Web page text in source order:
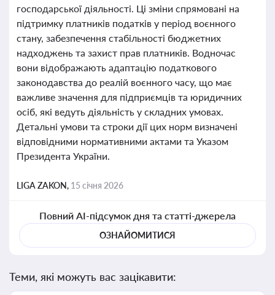
господарської діяльності. Ці зміни спрямовані на
підтримку платників податків у період воєнного
стану, забезпечення стабільності бюджетних
надходжень та захист прав платників. Водночас
вони відображають адаптацію податкового
законодавства до реалій воєнного часу, що має
важливе значення для підприємців та юридичних
осіб, які ведуть діяльність у складних умовах.
Детальні умови та строки дії цих норм визначені
відповідними нормативними актами та Указом
Президента України.
LIGA ZAKON, 15 січня 2026
Повний AI-підсумок дня та статті-джерела
ОЗНАЙОМИТИСЯ
Теми, які можуть вас зацікавити: